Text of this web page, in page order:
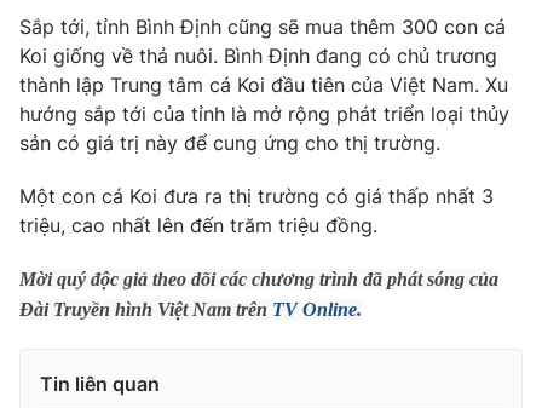
Giải sao mai
Sao
Làm đẹp
Chất lượng cuộc sống
Tuyển sinh
Học trực tuyến
Công nghệ
Hitech Công nghệ tương lai
Thị trường
Tư vấn
Giao lưu trực tuyến
Lịch phát sóng
Chuyên mục khác
Sắp tới, tỉnh Bình Định cũng sẽ mua thêm 300 con cá
Koi giống về thả nuôi. Bình Định đang có chủ trương
thành lập Trung tâm cá Koi đầu tiên của Việt Nam. Xu
hướng sắp tới của tỉnh là mở rộng phát triển loại thủy
sản có giá trị này để cung ứng cho thị trường.
Một con cá Koi đưa ra thị trường có giá thấp nhất 3
triệu, cao nhất lên đến trăm triệu đồng.
Mời quý độc giả theo dõi các chương trình đã phát sóng của
Đài Truyền hình Việt Nam trên TV Online.
Tin liên quan